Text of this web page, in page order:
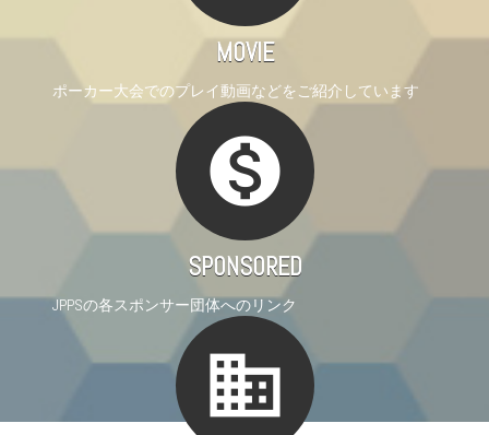
MOVIE
ポーカー大会でのプレイ動画などをご紹介しています
monetization_on
SPONSORED
JPPSの各スポンサー団体へのリンク
business